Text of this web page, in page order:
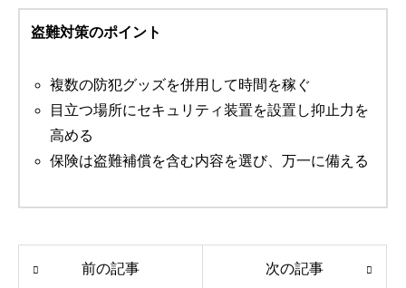
盗難対策のポイント
複数の防犯グッズを併用して時間を稼ぐ
目立つ場所にセキュリティ装置を設置し抑止力を
高める
保険は盗難補償を含む内容を選び、万一に備える
前の記事 次の記事